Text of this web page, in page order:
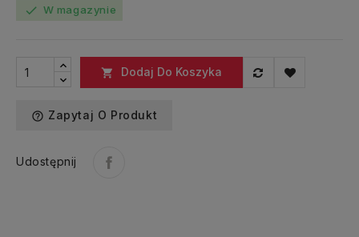
check W magazynie
 Dodaj Do Koszyka
help_outline Zapytaj O Produkt
Udostępnij